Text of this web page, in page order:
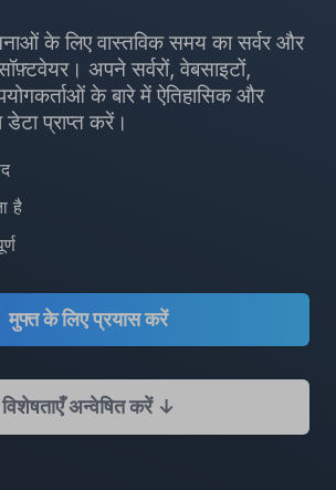
के लिए वास्तविक समय का सर्वर और
अपने सर्वरों, वेबसाइटों,
के बारे में ऐतिहासिक और
प्राप्त करें।
है
मुफ्त के लिए प्रयास करें
विशेषताएँ अन्वेषित करें ↓